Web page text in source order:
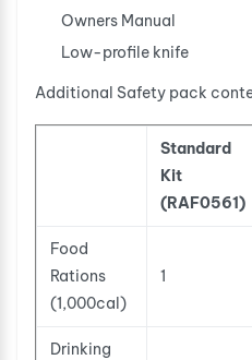
Owners Manual
Low-profile knife
Additional Safety pack
Standard
Kit
(RAF0561)
Food
Rations
(1,000cal)
1
Drinking